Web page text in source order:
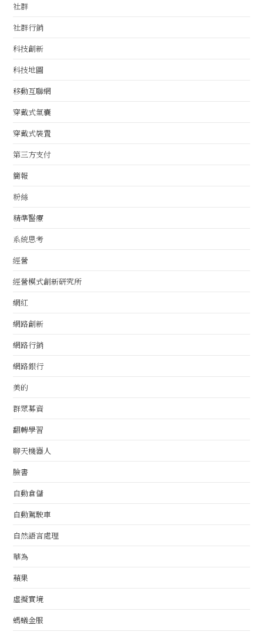
社群
社群行銷
科技創新
科技地圖
移動互聯網
穿戴式氣囊
穿戴式裝置
第三方支付
簡報
粉絲
精準醫療
系統思考
經營
經營模式創新研究所
網紅
網路創新
網路行銷
網路銀行
美的
群眾募資
翻轉學習
聊天機器人
臉書
自動倉儲
自動駕駛車
自然語言處理
華為
蘋果
虛擬實境
螞蟻金服